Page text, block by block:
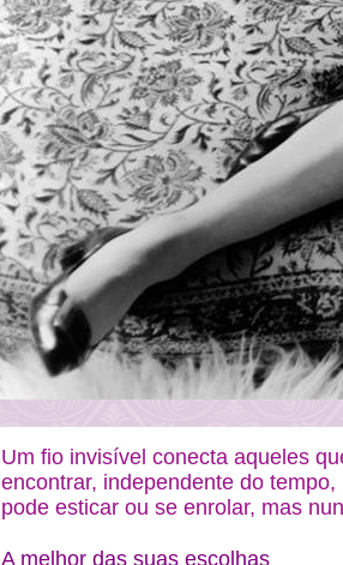
Um fio invisível conecta aqueles
encontrar, independente do
pode esticar ou se enrolar, mas
A melhor das suas escolhas